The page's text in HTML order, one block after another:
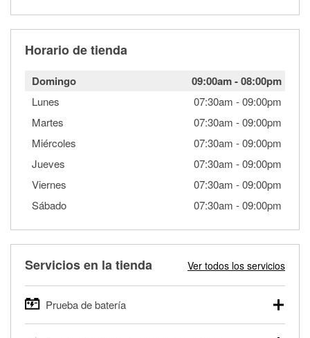
Horario de tienda
Domingo 09:00am-08:00pm
Lunes 07:30am -09:00pm
Martes
07:30am -09:00pm
Miércoles
07:30am -09:00pm
Jueves
07:30am -09:00pm
Viernes
07:30am -09:00pm
Sábado
07:30am -09:00pm
Servicios en la tienda Ver todos los servicios
Prueba de batería